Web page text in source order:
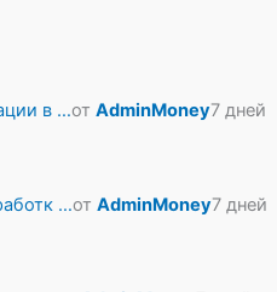
в …от AdminMoney7 дней
…от AdminMoney7 дней